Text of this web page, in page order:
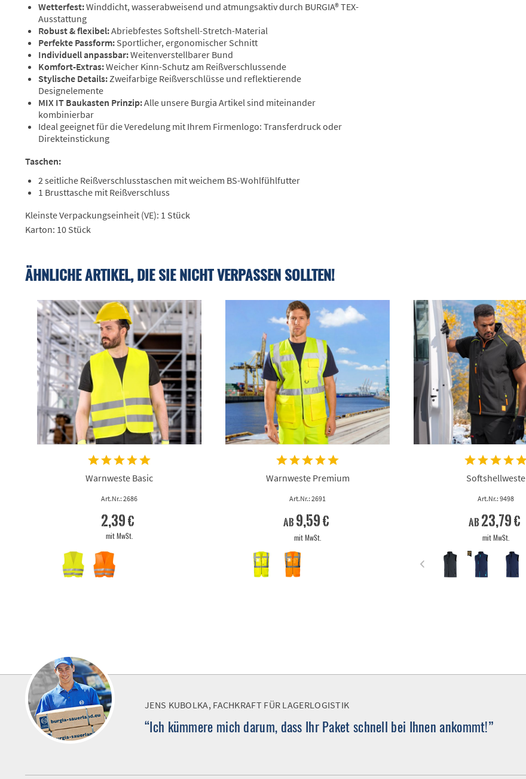
Wetterfest:Winddicht, wasserabweisend und atmungsaktiv durch BURGIA® TEX-
Ausstattung
Robust & flexibel:Abriebfestes Softshell-Stretch-Material
Perfekte Passform: Sportlicher, ergonomischer Schnitt
Individuell anpassbar:Weitenverstellbarer Bund
Komfort-Extras:Weicher Kinn-Schutz am Reißverschlussende
Stylische Details:Zweifarbige Reißverschlüsse und reflektierende
Designelemente
MIX IT Baukasten Prinzip:Alle unsere Burgia Artikel sind miteinander
kombinierbar
Ideal geeignet für die Veredelung mit Ihrem Firmenlogo: Transferdruck oder
Direkteinstickung
Taschen:
2 seitliche Reißverschlusstaschen mit weichem BS-Wohlfühlfutter
1 Brusttasche mit Reißverschluss
Kleinste Verpackungseinheit (VE): 1 Stück
Karton: 10 Stück
ÄHNLICHE ARTIKEL, DIE SIE NICHT VERPASSEN SOLLTEN!
Warnweste Basic
Art.Nr.: 2686
2,39 €
mit MwSt.
Warnweste Premium
Art.Nr.: 2691
ab 9,59 €
mit MwSt.
Softshellweste
Art.Nr.: 9498
ab 23,79 €
mit MwSt.
JENS KUBOLKA, FACHKRAFT FÜR LAGERLOGISTIK
“Ich kümmere mich darum, dass Ihr Paket schnell bei Ihnen ankommt!”